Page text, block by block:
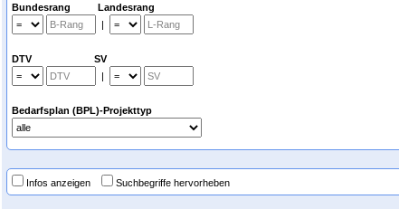
Bundesrang Landesrang
|
DTV SV
|
Bedarfsplan (BPL)-Projekttyp
Infos anzeigen Suchbegriffe hervorheben